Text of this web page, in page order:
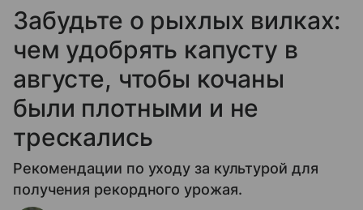
Забудьте о рыхлых вилках:
чем удобрять капусту в
августе, чтобы кочаны
были плотными и не
трескались
Рекомендации по уходу за культурой для
получения рекордного урожая.